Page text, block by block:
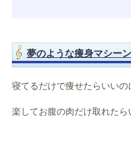
夢のような痩身マシー
寝てるだけで痩せたらいいの
楽してお腹の肉だけ取れたら